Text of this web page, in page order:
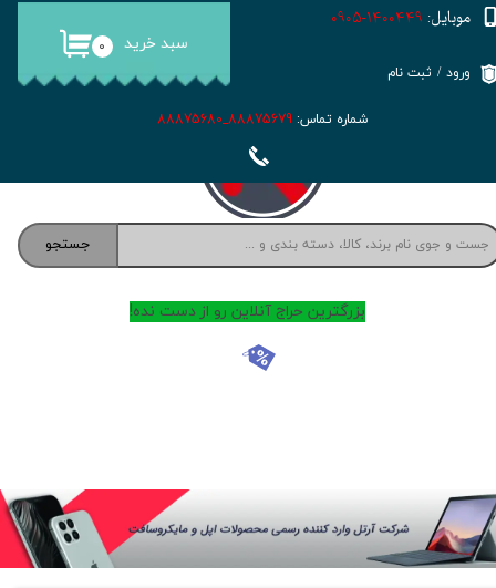
جستجو
شماره تماس:
موبایل: 1400449-0905
۰ سبد خرید
ورود / ثبت نام
خروج از حساب کاربری
بزرگترین حراج آنلاین رو از دست نده!